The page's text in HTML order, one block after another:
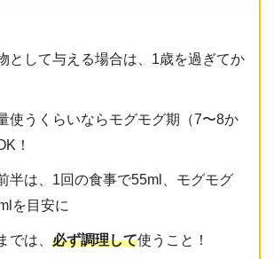
として与える場合は、1歳を過ぎてか
使うくらいならモグモグ期（7〜8か
！
半は、1回の食事で55ml、モグモグ
を目安に
では、必ず調理して使うこと！